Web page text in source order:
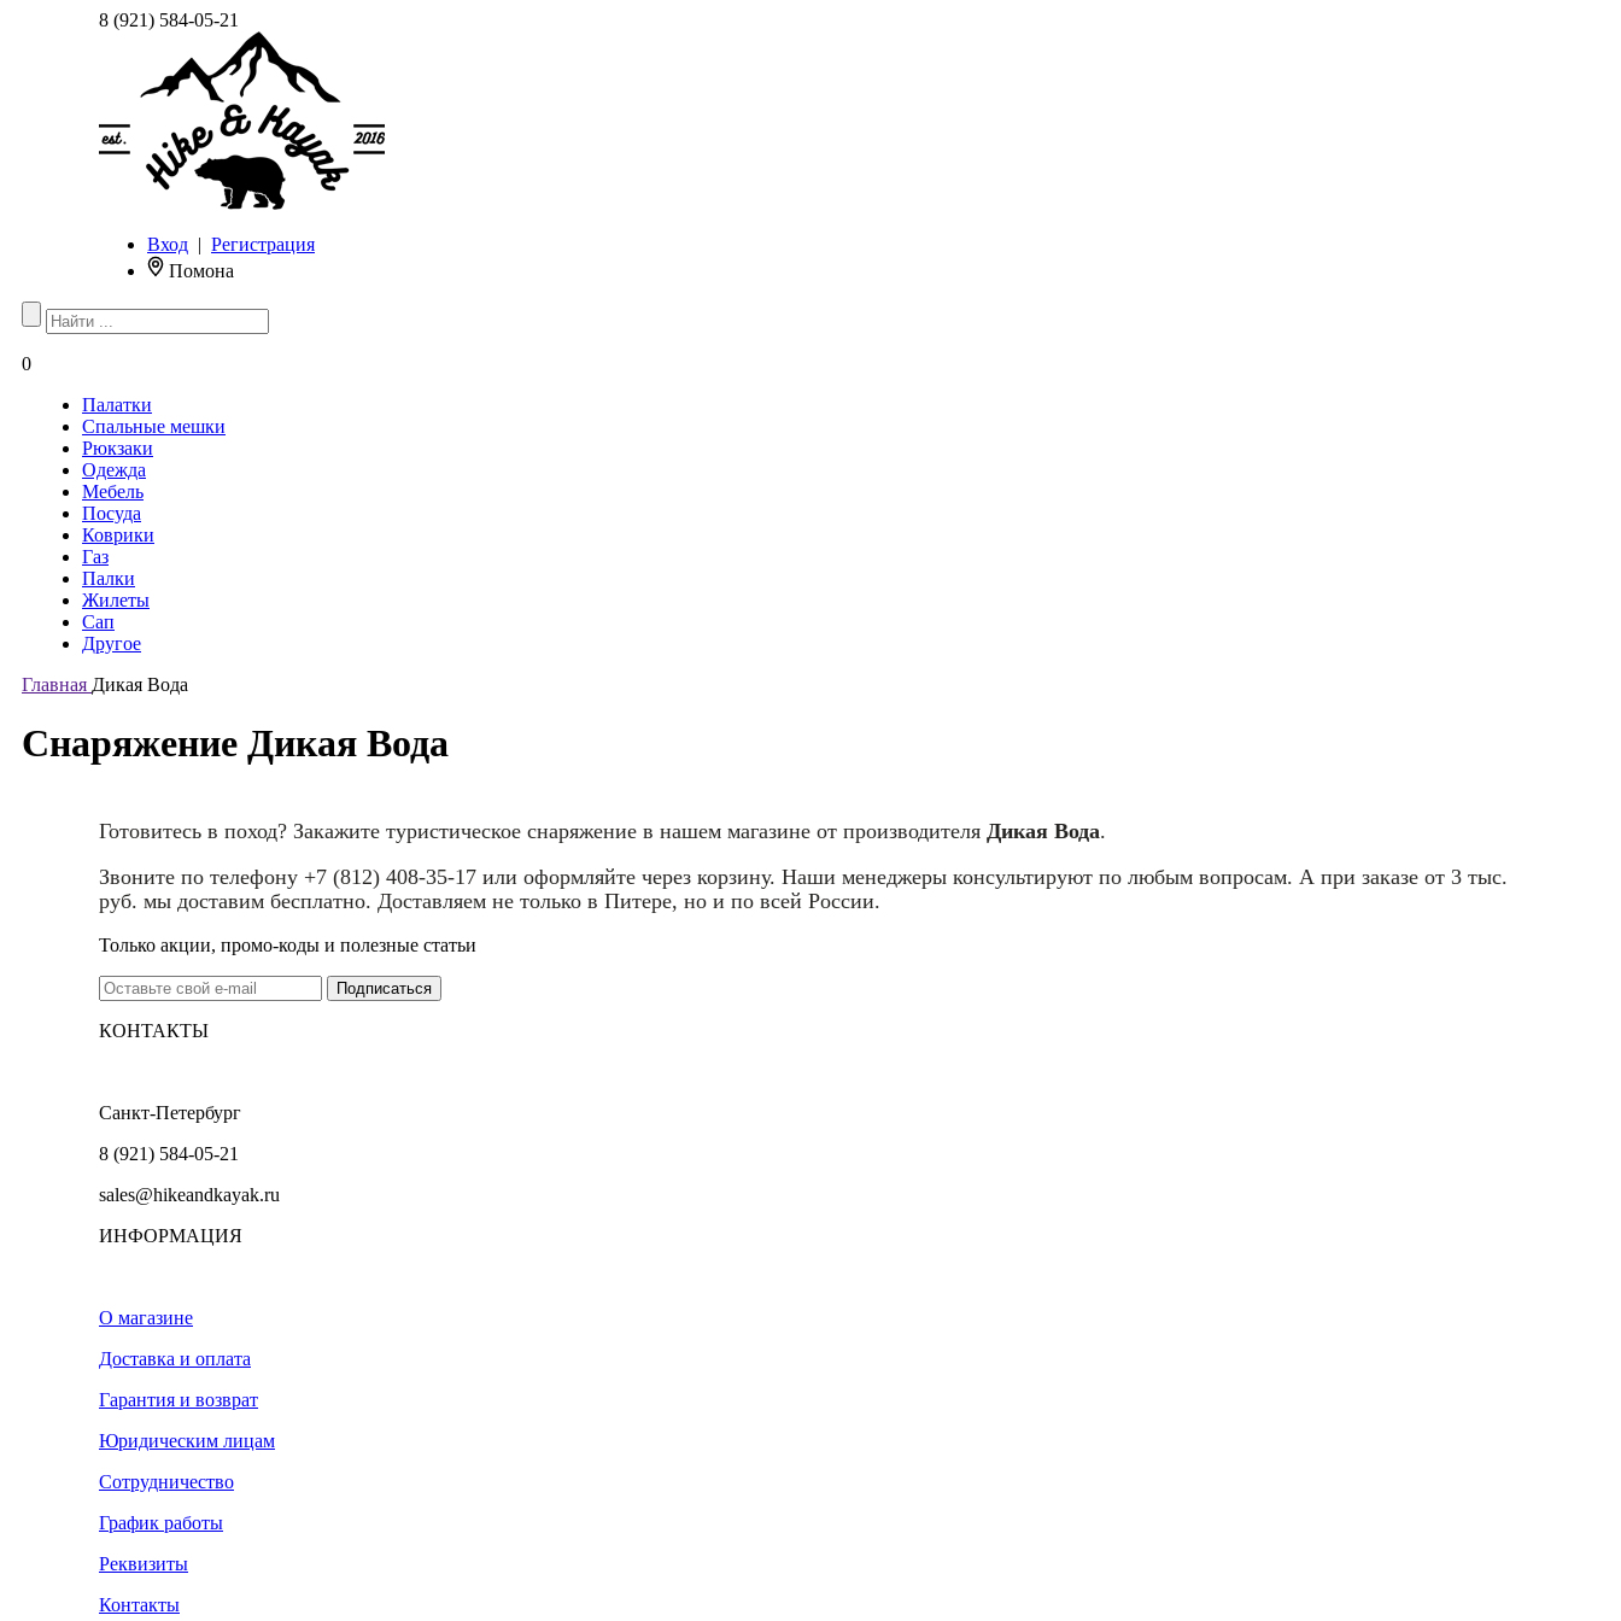
8 (921) 584-05-21
Вход | Регистрация
Помона
0
Палатки
Спальные мешки
Рюкзаки
Одежда
Мебель
Посуда
Коврики
Газ
Палки
Жилеты
Сап
Другое
Главная Дикая Вода
Снаряжение Дикая Вода
Готовитесь в поход? Закажите туристическое снаряжение в нашем магазине от производителя Дикая Вода.
Звоните по телефону +7 (812) 408-35-17 или оформляйте через корзину. Наши менеджеры консультируют по любым вопросам. А при заказе от 3 тыс.
руб. мы доставим бесплатно. Доставляем не только в Питере, но и по всей России.
Только акции, промо-коды и полезные статьи
КОНТАКТЫ
Санкт-Петербург
8 (921) 584-05-21
sales@hikeandkayak.ru
ИНФОРМАЦИЯ
О магазине
Доставка и оплата
Гарантия и возврат
Юридическим лицам
Сотрудничество
График работы
Реквизиты
Контакты